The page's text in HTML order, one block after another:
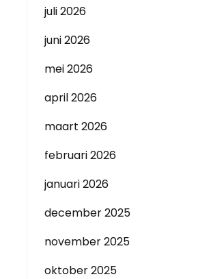
juli 2026
juni 2026
mei 2026
april 2026
maart 2026
februari 2026
januari 2026
december 2025
november 2025
oktober 2025